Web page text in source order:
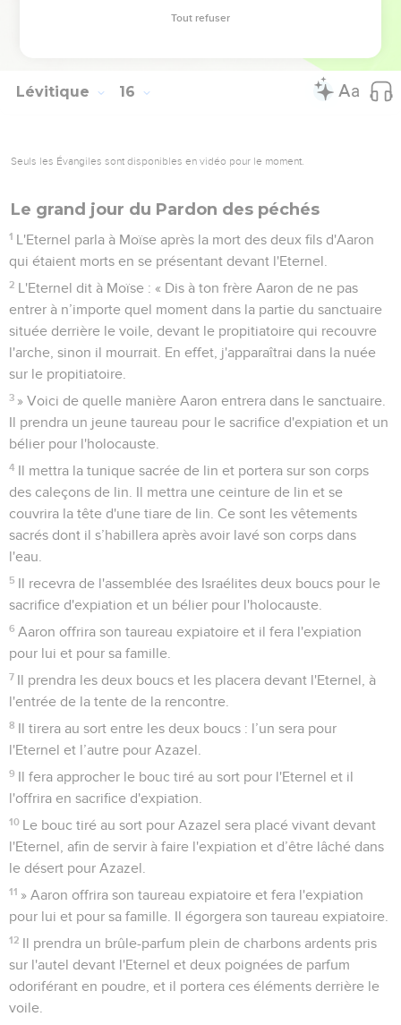
pour la femme qui a ses règles, pour l'homme ou la femme
Lévitique 16
Seuls les Évangiles sont disponibles en vidéo pour le moment.
Le grand jour du Pardon des péchés
1 L'Eternel parla à Moïse après la mort des deux fils d'Aaron
qui étaient morts en se présentant devant l'Eternel.
2 L'Eternel dit à Moïse : « Dis à ton frère Aaron de ne pas
entrer à n’importe quel moment dans la partie du sanctuaire
située derrière le voile, devant le propitiatoire qui recouvre
l'arche, sinon il mourrait. En effet, j'apparaîtrai dans la nuée
sur le propitiatoire.
3 » Voici de quelle manière Aaron entrera dans le sanctuaire.
Il prendra un jeune taureau pour le sacrifice d'expiation et un
bélier pour l'holocauste.
4 Il mettra la tunique sacrée de lin et portera sur son corps
des caleçons de lin. Il mettra une ceinture de lin et se
couvrira la tête d'une tiare de lin. Ce sont les vêtements
sacrés dont il s’habillera après avoir lavé son corps dans
l'eau.
5 Il recevra de l'assemblée des Israélites deux boucs pour le
sacrifice d'expiation et un bélier pour l'holocauste.
6 Aaron offrira son taureau expiatoire et il fera l'expiation
pour lui et pour sa famille.
7 Il prendra les deux boucs et les placera devant l'Eternel, à
l'entrée de la tente de la rencontre.
8 Il tirera au sort entre les deux boucs : l’un sera pour
l'Eternel et l’autre pour Azazel.
9 Il fera approcher le bouc tiré au sort pour l'Eternel et il
l'offrira en sacrifice d'expiation.
10 Le bouc tiré au sort pour Azazel sera placé vivant devant
l'Eternel, afin de servir à faire l'expiation et d’être lâché dans
le désert pour Azazel.
11 » Aaron offrira son taureau expiatoire et fera l'expiation
pour lui et pour sa famille. Il égorgera son taureau expiatoire.
12 Il prendra un brûle-parfum plein de charbons ardents pris
sur l'autel devant l'Eternel et deux poignées de parfum
odoriférant en poudre, et il portera ces éléments derrière le
voile.
Tout refuser